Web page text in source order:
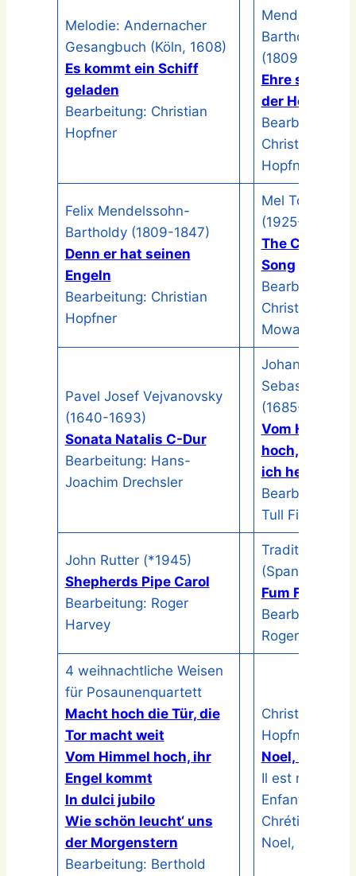
Melodie: Andernacher
Gesangbuch (Köln, 1608)
Es kommt ein Schiff
geladen
Bearbeitung: Christian
Hopfner
Mendelssohn-
Bartholdy
(1809-1847)
Ehre sei Gott
der Höhe
Bearbeitung:
Christian
Hopfner
Felix Mendelssohn-
Bartholdy (1809-1847)
Denn er hat seinen
Engeln
Bearbeitung: Christian
Hopfner
Mel Tormé
(1925-1999)
The
Song
Bearbeitung:
Christopher
Mowat
Pavel Josef Vejvanovsky
(1640-1693)
Sonata Natalis C-Dur
Bearbeitung: Hans-
Joachim Drechsler
Johann
Sebastian
(1685-1750)
Vom Himmel
hoch, da
ich her
Bearbeitung:
Tull Fisher
John Rutter (*1945)
Shepherds Pipe Carol
Bearbeitung: Roger
Harvey
Traditional
(Spanien)
Fum Fum Fum
Bearbeitung:
Roger Harveyl
4 weihnachtliche Weisen
für Posaunenquartett
Macht hoch die Tür, die
Tor macht weit
Vom Himmel hoch, ihr
Engel kommt
In dulci jubilo
Wie schön leucht‘ uns
der Morgenstern
Bearbeitung: Berthold
Christian
Hopfner
Noel, Noel
Il est né, divin
Enfant – Minuit
Chrétiens –
Noel, Noel